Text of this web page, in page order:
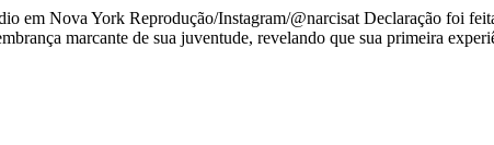
em Nova York Reprodução/Instagram/@narcisat Declaração foi
marcante de sua juventude, revelando que sua primeira